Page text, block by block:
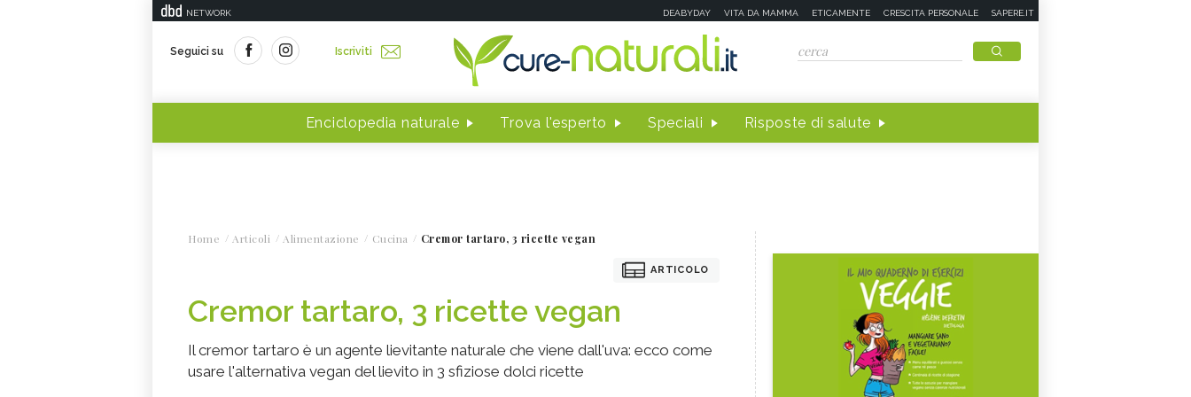
NETWORK DEABYDAY VITA DA MAMMA ETICAMENTE CRESCITA PERSONALE SAPERE.IT
Seguici su Iscriviti
Enciclopedia naturale Trova l'esperto Speciali Risposte di salute
Home Articoli Alimentazione Cucina Cremor tartaro, 3 ricette vegan
ARTICOLO
Cremor tartaro, 3 ricette vegan
Il cremor tartaro è un agente lievitante naturale che viene dall'uva: ecco come
usare l'alternativa vegan del lievito in 3 sfiziose dolci ricette